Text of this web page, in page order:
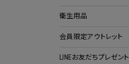
衛生用品
会員限定アウトレット
LINEお友だちプレゼント